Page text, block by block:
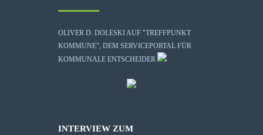
OLIVER D. DOLESKI AUF "TREFFPUNKT
KOMMUNE", DEM SERVICEPORTAL FÜR
KOMMUNALE ENTSCHEIDER
INTERVIEW ZUM